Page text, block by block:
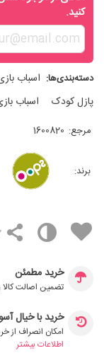
کنید.
دسته‌بندی‌ها: اسباب‌
پازل کودک
اسباب‌
مرجع: 1600820
برند:
خرید مطمئن
تضمین اصالت
خرید با خیال
امکان انصراف از
اطلاعات بیشتر